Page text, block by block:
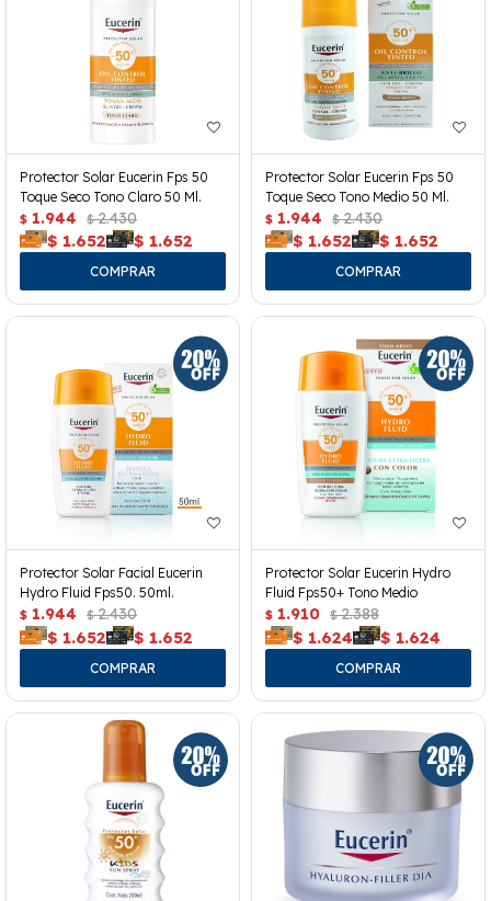
Protector Solar Eucerin Fps 50
Toque Seco Tono Claro 50 Ml.
$ 1.944 $ 2.430
$ 1.652 $ 1.652
Protector Solar Eucerin Fps 50
Toque Seco Tono Medio 50 Ml.
$ 1.944 $ 2.430
$ 1.652 $ 1.652
Protector Solar Facial Eucerin
Hydro Fluid Fps50. 50ml.
$ 1.944 $ 2.430
$ 1.652 $ 1.652
Protector Solar Eucerin Hydro
Fluid Fps50+ Tono Medio
$ 1.910 $ 2.388
$ 1.624 $ 1.624